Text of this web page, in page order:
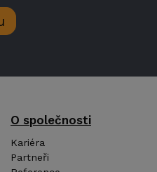
O společnosti
Kariéra
Partneři